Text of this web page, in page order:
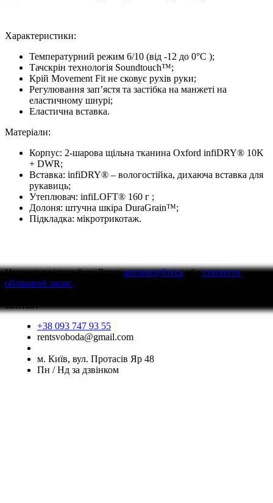
Характеристики:
Температурний режим 6/10 (від -12 до 0°C );
Тачскрін технологія Soundtouch™;
Крій Movement Fit не сковує рухів руки;
Регулювання зап’ястя та застібка на манжеті на
еластичному шнурі;
Еластична вставка.
Матеріали:
Корпус: 2-шарова щільна тканина Oxford infiDRY® 10K
+ DWR;
Вставка: infiDRY® – вологостійка, дихаюча вставка для
рукавиць;
Утеплювач: infiLOFT® 160 г ;
Долоня: штучна шкіра DuraGrain™;
Підкладка: мікротрикотаж.
Написати відгукбудь Ласкаавторизуйтесьабостворити
обліковий запис
Контакт
+38 093 747 93 55
rentsvoboda@gmail.com
м. Київ, вул. Протасів Яр 48
Пн / Нд за дзвінком